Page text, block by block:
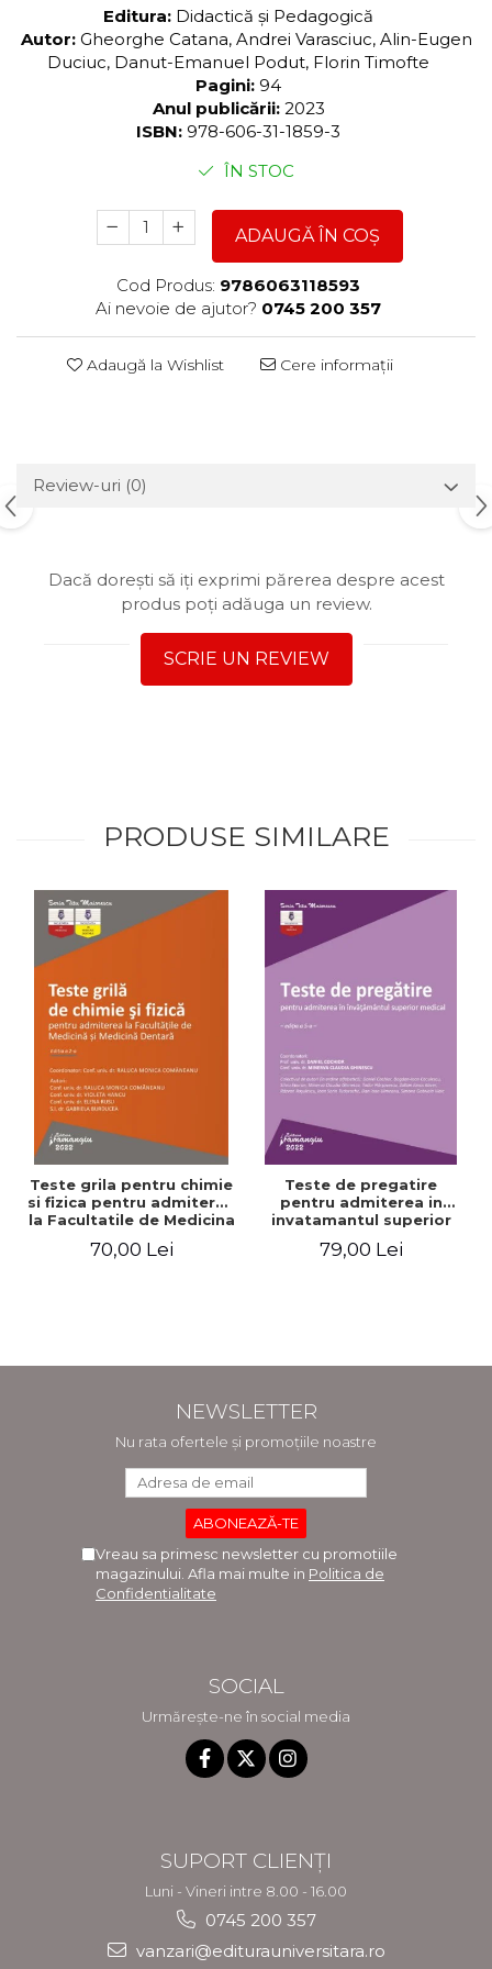
Editura: Didactică și Pedagogică
Autor: Gheorghe Catana, Andrei Varasciuc, Alin-Eugen
Duciuc, Danut-Emanuel Podut, Florin Timofte
Pagini: 94
Anul publicării: 2023
ISBN: 978-606-31-1859-3
ÎN STOC
ADAUGĂ ÎN COȘ
Cod Produs: 9786063118593
Ai nevoie de ajutor? 0745 200 357
Adaugă la Wishlist Cere informații
Review-uri (0)
Dacă dorești să iți exprimi părerea despre acest
produs poți adăuga un review.
SCRIE UN REVIEW
PRODUSE SIMILARE
Teste grila pentru chimie
si fizica pentru admiterea
la Facultatile de Medicina
si Medicina Dentara.
Editia a II-a - Raluca
70,00 Lei
Teste de pregatire
pentru admiterea in
invatamantul superior
medical. Editia a V-a -
Daniel Cochior, Minerva
79,00 Lei
NEWSLETTER
Nu rata ofertele și promoțiile noastre
Vreau sa primesc newsletter cu promotiile
magazinului. Afla mai multe in Politica de
Confidentialitate
SOCIAL
Urmărește-ne în social media
SUPORT CLIENȚI
Luni - Vineri intre 8.00 - 16.00
0745 200 357
vanzari@editurauniversitara.ro